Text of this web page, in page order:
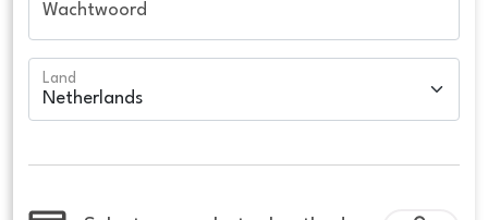
Wachtwoord
Land